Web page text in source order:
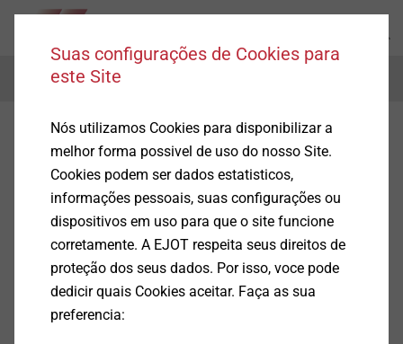
Menu
Suas configurações de Cookies para
este Site
Nós utilizamos Cookies para disponibilizar a
melhor forma possivel de uso do nosso Site.
Cookies podem ser dados estatisticos,
informações pessoais, suas configurações ou
dispositivos em uso para que o site funcione
corretamente. A EJOT respeita seus direitos de
proteção dos seus dados. Por isso, voce pode
dedicir quais Cookies aceitar. Faça as sua
preferencia: